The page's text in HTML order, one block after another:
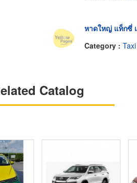
หาดใหญ่ แท็กซี่
Category :
Catalog